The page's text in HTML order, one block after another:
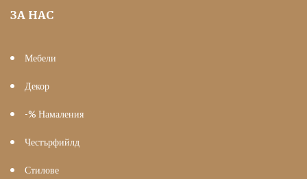
ЗА НАС
Мебели
Декор
-% Намаления
Честърфийлд
Стилове